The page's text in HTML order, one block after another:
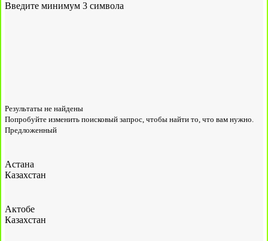
Введите минимум 3 символа
Результаты не найдены
Попробуйте изменить поисковый запрос, чтобы найти то, что вам нужно.
Предложенный
Астана
Казахстан
Актобе
Казахстан